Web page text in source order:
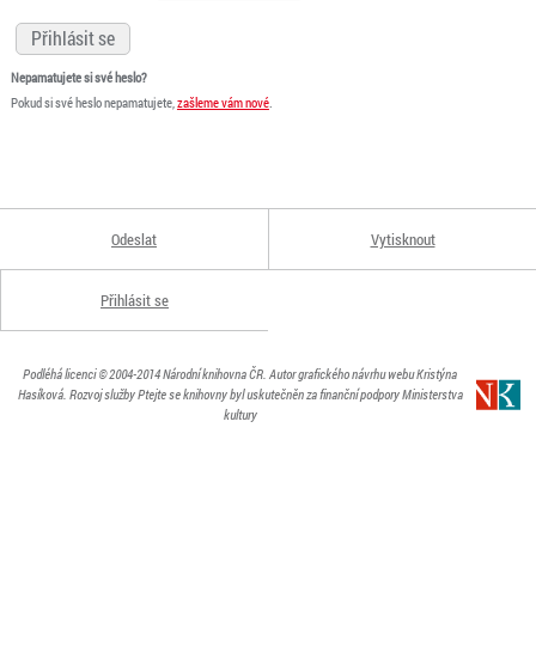
Nepamatujete si své heslo?
Pokud si své heslo nepamatujete,zašleme vám nové.
Odeslat Vytisknout
Přihlásit se
Podléhá licenci© 2004-2014Národní knihovna ČR. Autor grafického návrhu webu Kristýna
Hasíková. Rozvoj služby Ptejte se knihovny byl uskutečněn za finanční podpory Ministerstva
kultury